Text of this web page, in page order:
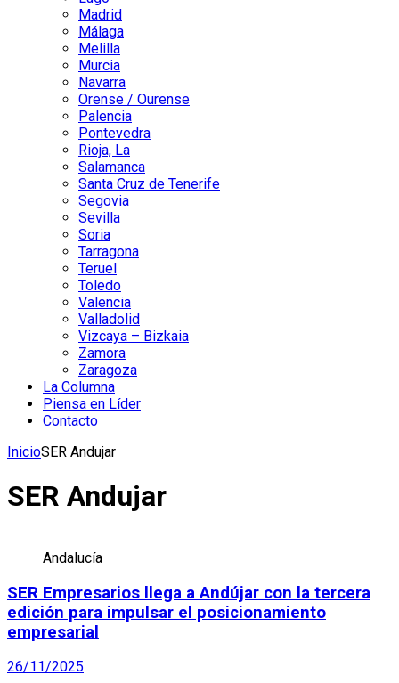
Madrid
Málaga
Melilla
Murcia
Navarra
Orense / Ourense
Palencia
Pontevedra
Rioja, La
Salamanca
Santa Cruz de Tenerife
Segovia
Sevilla
Soria
Tarragona
Teruel
Toledo
Valencia
Valladolid
Vizcaya – Bizkaia
Zamora
Zaragoza
La Columna
Piensa en Líder
Contacto
InicioSER Andujar
SER Andujar
Andalucía
SER Empresarios llega a Andújar con la tercera
edición para impulsar el posicionamiento
empresarial
26/11/2025